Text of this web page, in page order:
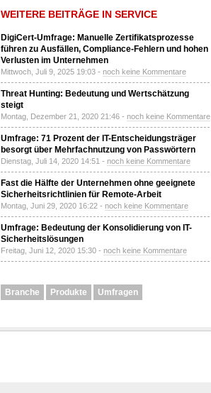
WEITERE BEITRÄGE IN SERVICE
DigiCert-Umfrage: Manuelle Zertifikatsprozesse
führen zu Ausfällen, Compliance-Fehlern und hohen
Verlusten im Unternehmen
Mittwoch, Juli 9, 2025 19:03 - noch keine Kommentare
Threat Hunting: Bedeutung und Wertschätzung
steigt
Montag, Dezember 21, 2020 21:46 - noch keine Kommentare
Umfrage: 71 Prozent der IT-Entscheidungsträger
besorgt über Mehrfachnutzung von Passwörtern
Dienstag, Juli 14, 2020 14:51 - noch keine Kommentare
Fast die Hälfte der Unternehmen ohne geeignete
Sicherheitsrichtlinien für Remote-Arbeit
Montag, Juni 29, 2020 16:22 - noch keine Kommentare
Umfrage: Bedeutung der Konsolidierung von IT-
Sicherheitslösungen
Freitag, Juni 12, 2020 15:30 - noch keine Kommentare
Branche Produkte Umfragen